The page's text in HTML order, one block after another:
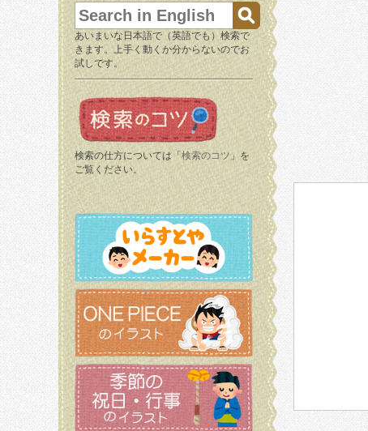
あいまいな日本語で（英語でも）検索で
きます。上手く動くか分からないのでお
試しです。
検索の仕方については「 検索のコツ 」を
ご覧ください。